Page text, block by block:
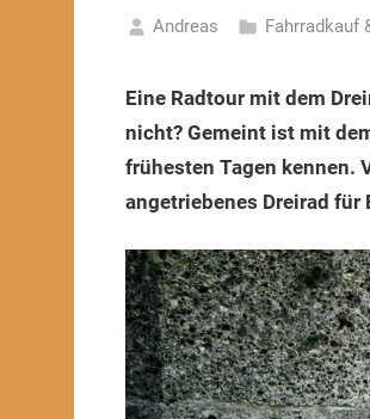
Juni
2024
Andreas Fahrradkauf
Eine Radtour mit dem
nicht? Gemeint ist mit
frühesten Tagen kennen.
angetriebenes Dreirad für